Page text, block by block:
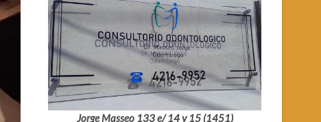
Jorge Masseo 133 e/ 14 y 15 (1451)